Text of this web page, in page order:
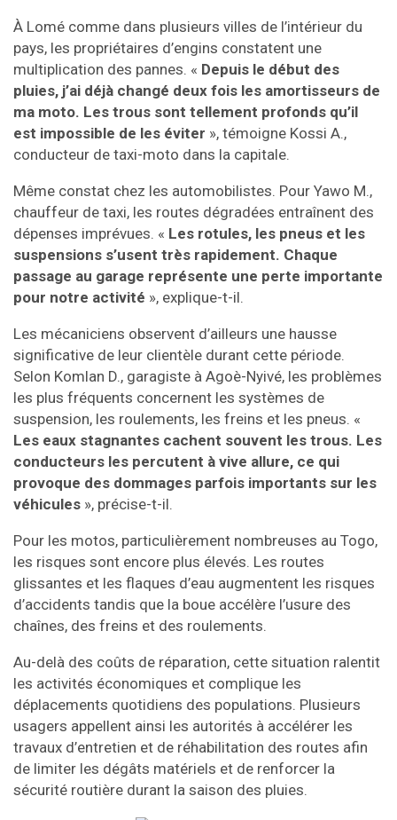
À Lomé comme dans plusieurs villes de l’intérieur du
pays, les propriétaires d’engins constatent une
multiplication des pannes. « Depuis le début des
pluies, j’ai déjà changé deux fois les amortisseurs de
ma moto. Les trous sont tellement profonds qu’il
est impossible de les éviter », témoigne Kossi A.,
conducteur de taxi-moto dans la capitale.
Même constat chez les automobilistes. Pour Yawo M.,
chauffeur de taxi, les routes dégradées entraînent des
dépenses imprévues. « Les rotules, les pneus et les
suspensions s’usent très rapidement. Chaque
passage au garage représente une perte importante
pour notre activité », explique-t-il.
Les mécaniciens observent d’ailleurs une hausse
significative de leur clientèle durant cette période.
Selon Komlan D., garagiste à Agoè-Nyivé, les problèmes
les plus fréquents concernent les systèmes de
suspension, les roulements, les freins et les pneus. «
Les eaux stagnantes cachent souvent les trous. Les
conducteurs les percutent à vive allure, ce qui
provoque des dommages parfois importants sur les
véhicules », précise-t-il.
Pour les motos, particulièrement nombreuses au Togo,
les risques sont encore plus élevés. Les routes
glissantes et les flaques d’eau augmentent les risques
d’accidents tandis que la boue accélère l’usure des
chaînes, des freins et des roulements.
Au-delà des coûts de réparation, cette situation ralentit
les activités économiques et complique les
déplacements quotidiens des populations. Plusieurs
usagers appellent ainsi les autorités à accélérer les
travaux d’entretien et de réhabilitation des routes afin
de limiter les dégâts matériels et de renforcer la
sécurité routière durant la saison des pluies.